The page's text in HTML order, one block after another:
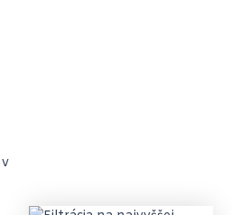
v